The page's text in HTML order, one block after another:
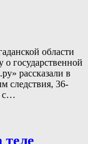
области
о государственной
рассказали в
следствия, 36-
с…